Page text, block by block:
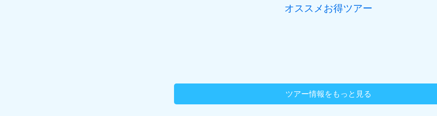
オススメお得ツアー
ツアー情報をもっと見る